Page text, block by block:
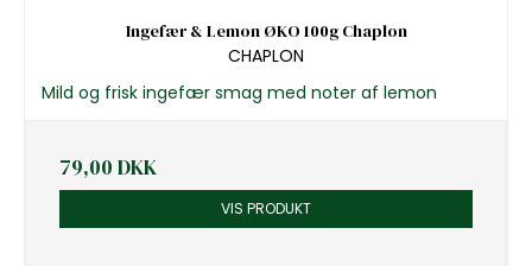
Ingefær & Lemon ØKO 100g Chaplon
CHAPLON
Mild og frisk ingefær smag med noter af lemon
79,00 DKK
VIS PRODUKT